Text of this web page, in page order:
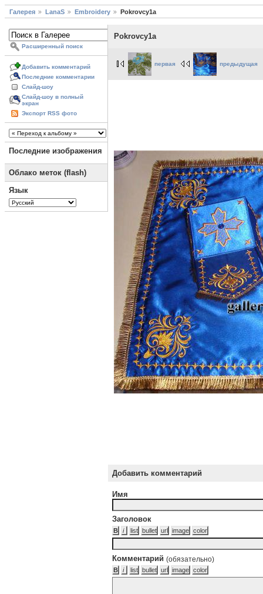
Галерея LanaS Embroidery Pokrovcy1a
Расширенный поиск
Добавить комментарий
Последние комментарии
Слайд-шоу
Слайд-шоу в полный
экран
Экспорт RSS фото
Последние изображения
Облако меток (flash)
Язык
Pokrovcy1a
первая предыдущая
Добавить комментарий
Имя
Заголовок
Комментарий (обязательно)